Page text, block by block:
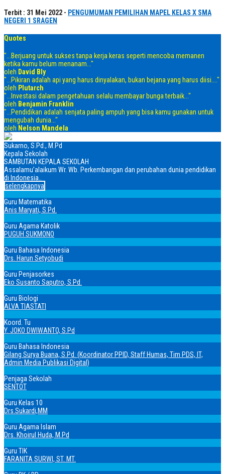
Terbit : 31 Mei 2022 - PENGUMUMAN PEMILIHAN MAPEL KELAS X SMA
NEGERI 1 SRAGEN
Quotes
"...Berjuang untuk sukses tanpa kerja keras seperti mencoba memanen
ketika kamu belum menanam..."
oleh David Bly
"...Pikiran adalah api yang harus dinyalakan, bukan bejana yang harus diisi...."
oleh Plutarch
"...Investasi dalam pengetahuan selalu membayar bunga terbaik..."
oleh Benjamin Franklin
"...Pendidikan adalah senjata paling ampuh yang bisa kamu gunakan untuk
mengubah dunia..."
oleh Nelson Mandela
Sukarno, S.Pd., M.Pd
Kepala Sekolah
SAMBUTAN KEPALA SEKOLAH
Assalamu’alaikum Wr. Wb. Perkembangan dan perubahan dunia pendidikan
di Indonesia..
selengkapnya
Guru Matematika
Anis Maryati, S.Pd.
Guru Agama Katolik
PUGUH SUKMONO
Guru Bahasa Indonesia
Drs. Harun Setyobudi
Guru Penjasorkes
Eko Susanto Saputro, S.Pd.
Guru Biologi
ALVA TIASTATI
Koord. Tu
Y. JOKO DWIWANTO, S.Pd
Guru Bahasa Indonesia
Gilang Surya Buana, S.Pd. (Koordinator PPID, Staff Humas, Tim PDS, IT,
Admin Media Publikasi Digital)
Penjaga Sekolah
SENTOT
Guru Kelas 10
Drs.Sukardi,MM
Guru Agama Islam
Drs. Khoirul Huda, M.Pd
Guru TIK
FARANITA SURWI, ST. MT.